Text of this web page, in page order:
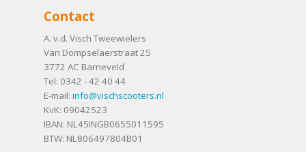
Contact
A. v.d. Visch Tweewielers
Van Dompselaerstraat 25
3772 AC Barneveld
Tel: 0342 - 42 40 44
E-mail: info@vischscooters.nl
KvK: 09042523
IBAN: NL45INGB0655011595
BTW: NL806497804B01